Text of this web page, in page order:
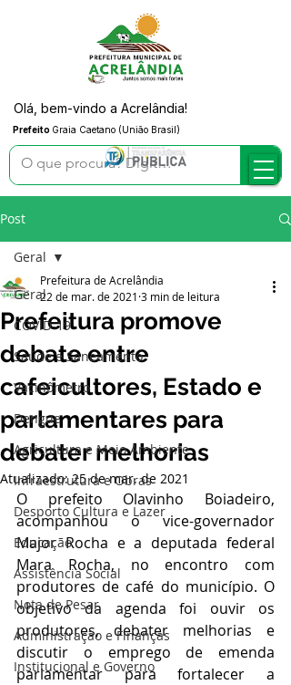
Prefeito Graia Caetano (União Brasil)
Olá, bem-vindo a Acrelândia!
Post
Geral
COVID-19
Saúde e Saneamento
Vacinômetro
Dengue
Agricultura e Meio Ambiente
Infraestrutura e Obras
Desporto Cultura e Lazer
Educação
Assistência Social
Nota de Pesar
Administração e Finanças
Institucional e Governo
Geral
Prefeitura promove
debate entre
cafeicultores, Estado e
parlamentares para
debater melhorias
Prefeitura de Acrelândia
22 de mar. de 2021 3 min de leitura
Atualizado:25 de mar. de 2021
O prefeito Olavinho Boiadeiro,
acompanhou o vice-governador
Major Rocha e a deputada federal
Mara Rocha, no encontro com
produtores de café do município. O
objetivo da agenda foi ouvir os
produtores, debater melhorias e
discutir o emprego de emenda
parlamentar para fortalecer a